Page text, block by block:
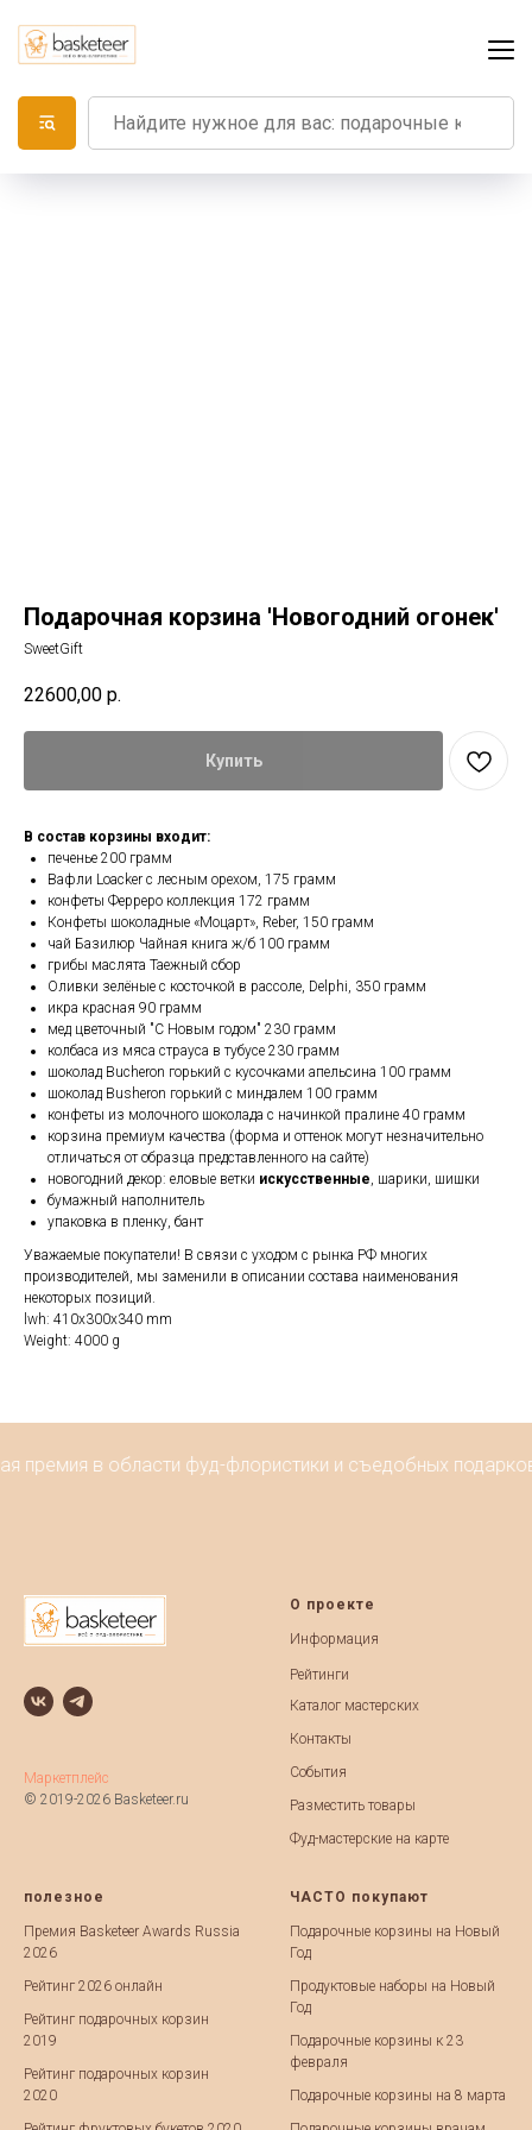
Подарочная корзина 'Новогодний огонек'
SweetGift
22600,00 р.
Купить
В состав корзины входит:
печенье 200 грамм
Вафли Loacker с лесным орехом, 175 грамм
конфеты Ферреро коллекция 172 грамм
Конфеты шоколадные «Моцарт», Reber, 150 грамм
чай Базилюр Чайная книга ж/б 100 грамм
грибы маслята Таежный сбор
Оливки зелёные с косточкой в рассоле, Delphi, 350 грамм
икра красная 90 грамм
мед цветочный "С Новым годом" 230 грамм
колбаса из мяса страуса в тубусе 230 грамм
шоколад Bucheron горький с кусочками апельсина 100 грамм
шоколад Busheron горький с миндалем 100 грамм
конфеты из молочного шоколада с начинкой пралине 40 грамм
корзина премиум качества (форма и оттенок могут незначительно
отличаться от образца представленного на сайте)
новогодний декор: еловые ветки искусственные, шарики, шишки
бумажный наполнитель
упаковка в пленку, бант
Уважаемые покупатели! В связи с уходом с рынка РФ многих
производителей, мы заменили в описании состава наименования
некоторых позиций.
lwh: 410x300x340 mm
Weight: 4000 g
премия в области фуд-флористики и съедобных
Маркетплейс
© 2019-2026 Basketeer.ru
О проекте
Информация
Рейтинги
Каталог мастерских
Контакты
События
Разместить товары
Фуд-мастерские на карте
полезное
Премия Basketeer Awards Russia
2026
Рейтинг 2026 онлайн
Рейтинг подарочных корзин
2019
Рейтинг подарочных корзин
2020
ЧАСТО покупают
Подарочные корзины на Новый
Год
Продуктовые наборы на Новый
Год
Подарочные корзины к 23
февраля
Подарочные корзины на 8 марта